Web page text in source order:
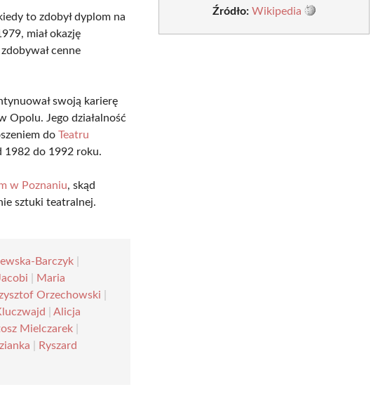
to zdobył dyplom na
miał okazję
cenne
swoją karierę
Opolu. Jego działalność
doTeatru
1982 do 1992 roku.
w Poznaniu, skąd
sztuki teatralnej.
Barczyk
Maria
Orzechowski
|Alicja
Mielczarek
Ryszard
Źródło: Wikipedia